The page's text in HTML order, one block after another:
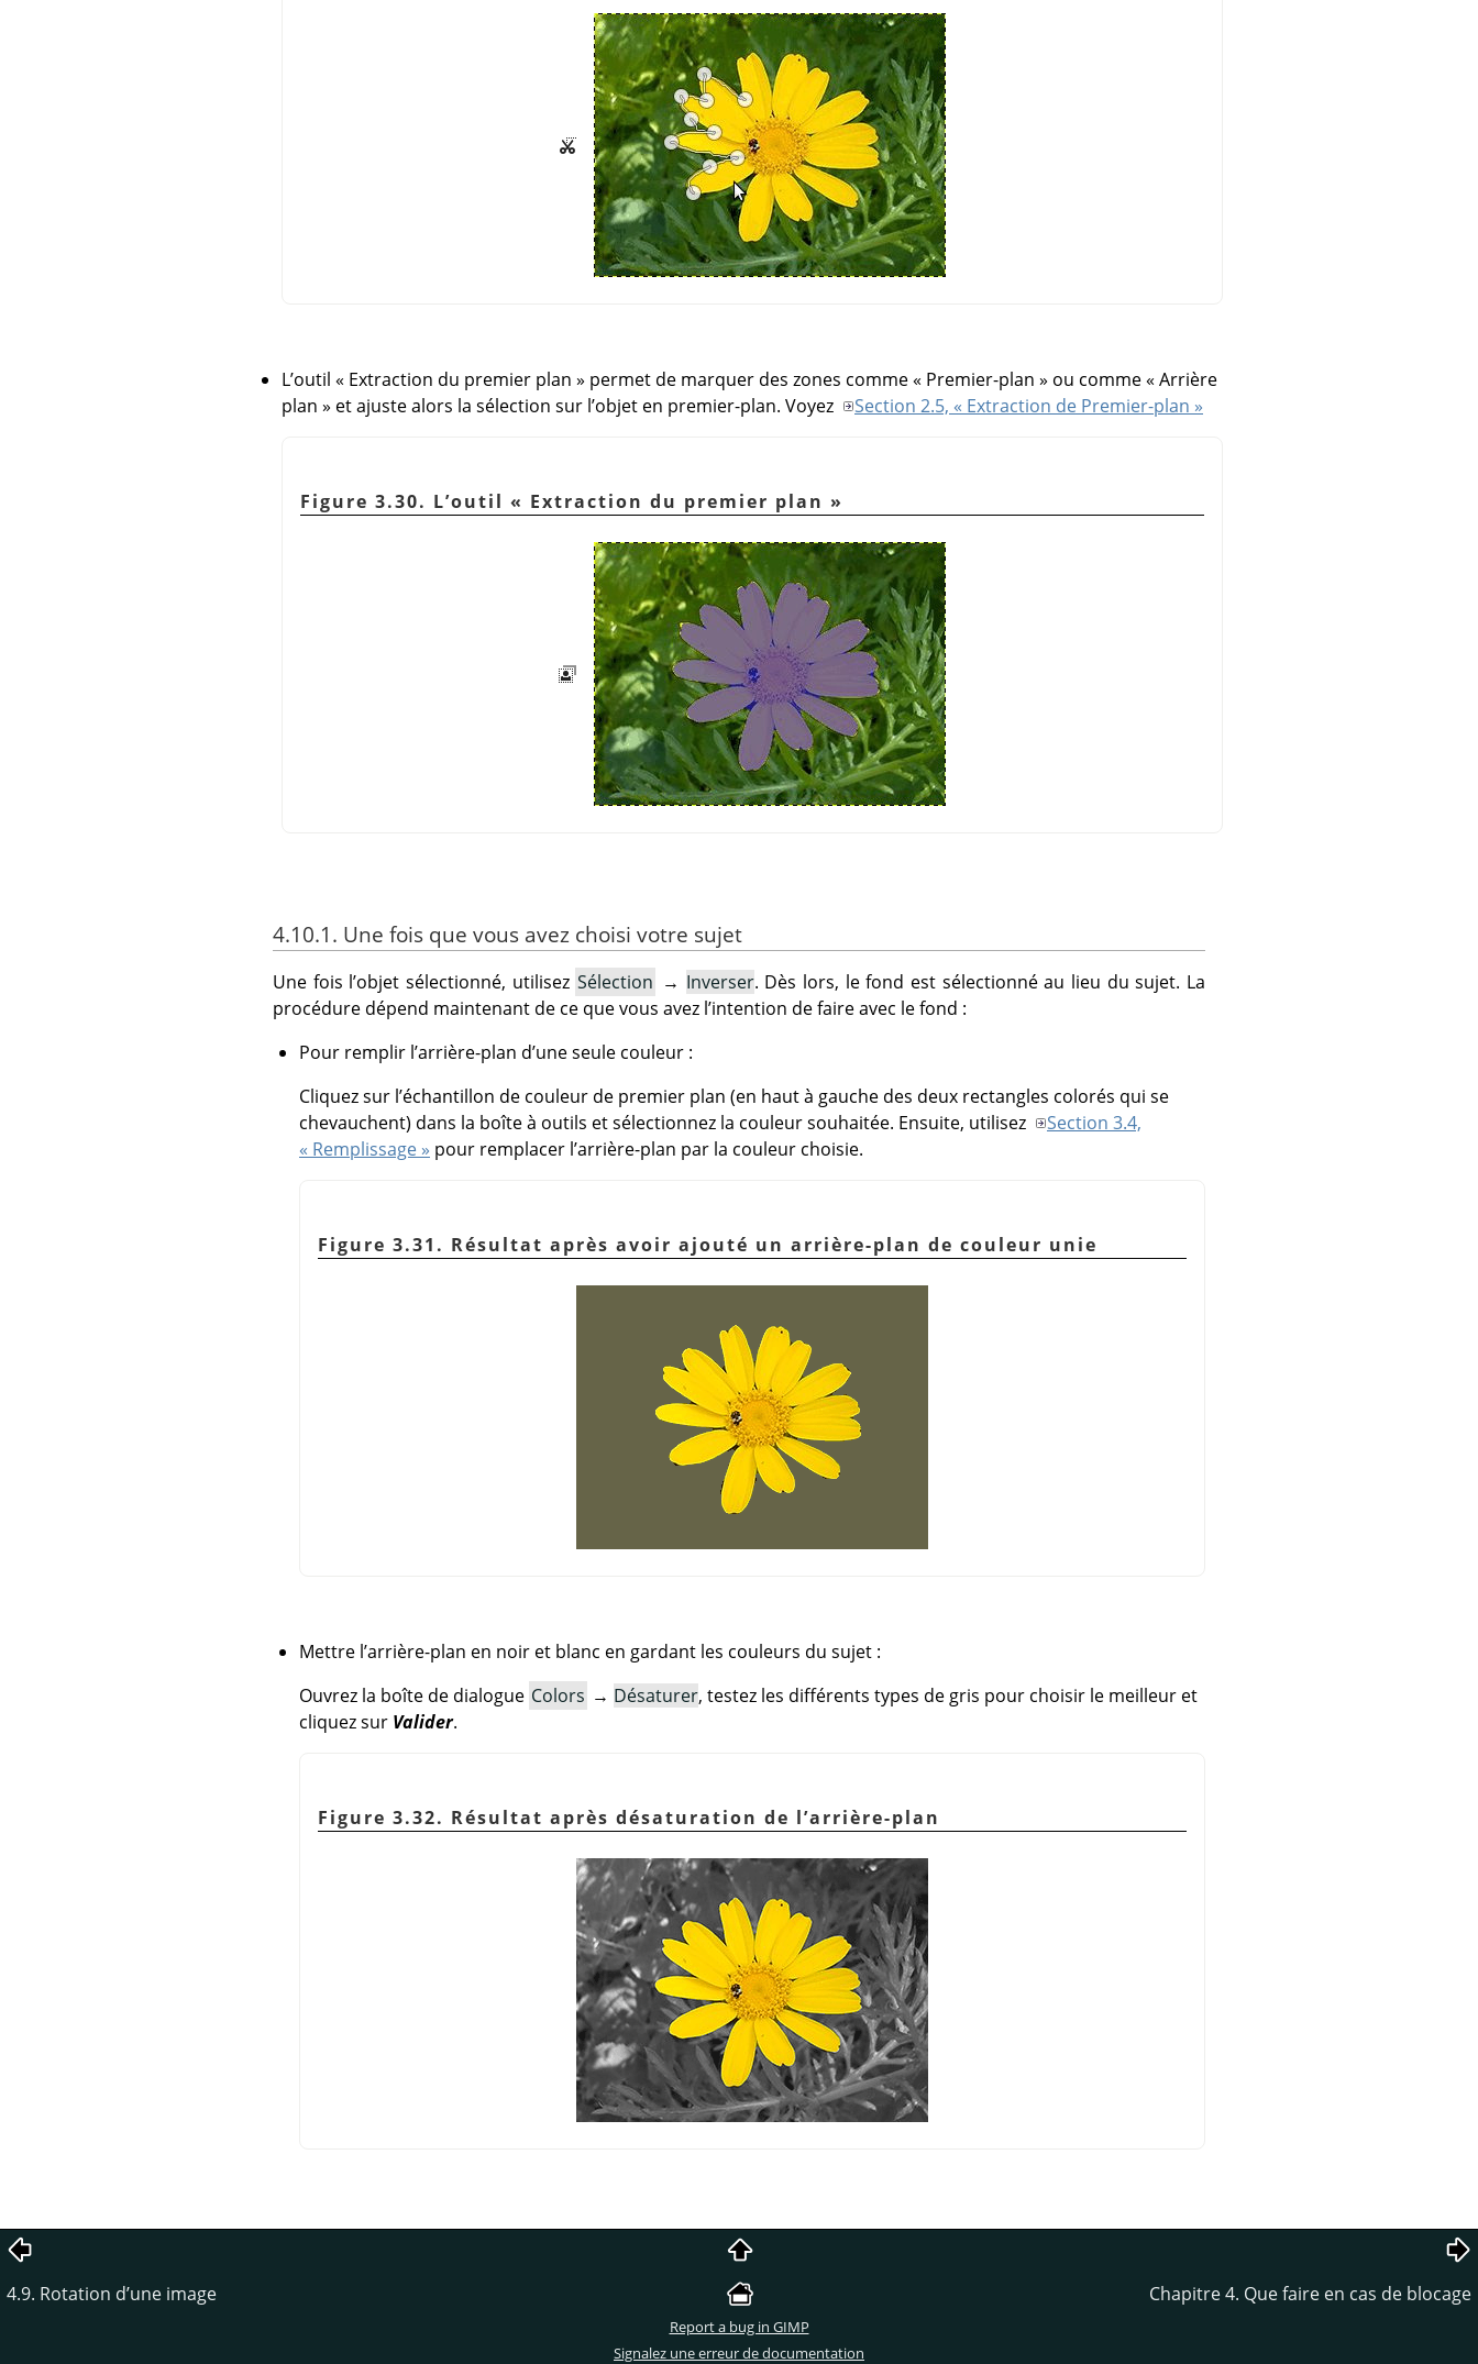
L’outil « Extraction du premier plan » permet de marquer des zones comme« Premier-plan » ou comme« Arrière
plan » et ajuste alors la sélection sur l’objet en premier-plan. Voyez Section 2.5, « Extraction de Premier-plan »
Figure 3.30. L’outil « Extraction du premier plan »
4.10.1. Une fois que vous avez choisi votre sujet
Une fois l’objet sélectionné, utilisez Sélection → Inverser. Dès lors, le fond est sélectionné au lieu du sujet. La
procédure dépend maintenant de ce que vous avez l’intention de faire avec le fond :
Pour remplir l’arrière-plan d’une seule couleur :
Cliquez sur l’échantillon de couleur de premier plan (en haut à gauche des deux rectangles colorés qui se
chevauchent) dans la boîte à outils et sélectionnez la couleur souhaitée. Ensuite, utilisez
Section 3.4,
« Remplissage » pour remplacer l’arrière-plan par la couleur choisie.
Figure 3.31. Résultat après avoir ajouté un arrière-plan de couleur unie
Mettre l’arrière-plan en noir et blanc en gardant les couleurs du sujet :
Ouvrez la boîte de dialogue Colors → Désaturer, testez les différents types de gris pour choisir le meilleur et
cliquez sur Valider.
Figure 3.32. Résultat après désaturation de l’arrière-plan
4.9. Rotation d’une image Chapitre 4. Que faire en cas de blocage
Report a bug in GIMP
Signalez une erreur de documentation